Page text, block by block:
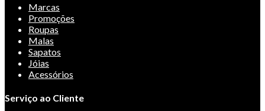
Marcas
Promoções
Roupas
Malas
Sapatos
Jóias
Acessórios
Serviço ao Cliente